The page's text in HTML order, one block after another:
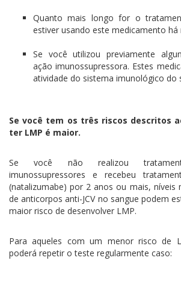
Quanto mais longo for o
estiver usando este medicamento há
Se você utilizou previamente
ação imunossupressora. Estes
atividade do sistema imunológico do
Se você tem os três riscos descritos
ter LMP é maior.
Se você não realizou
imunossupressores e recebeu
(natalizumabe) por 2 anos ou mais, níveis
de anticorpos anti-JCV no sangue podem
maior risco de desenvolver LMP.
Para aqueles com um menor risco de
poderá repetir o teste regularmente caso: